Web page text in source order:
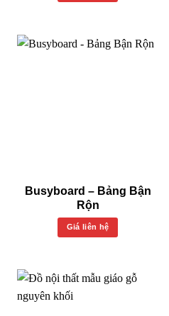
Busyboard – Bảng Bận
Rộn
Giá liên hệ